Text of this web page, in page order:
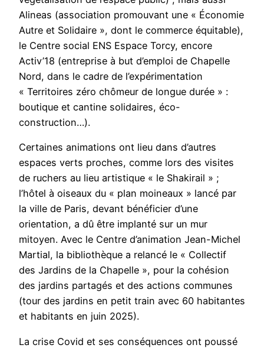
Alineas (association promouvant une « Économie
Autre et Solidaire », dont le commerce équitable),
le Centre social ENS Espace Torcy, encore
Activ’18 (entreprise à but d’emploi de Chapelle
Nord, dans le cadre de l’expérimentation
« Territoires zéro chômeur de longue durée » :
boutique et cantine solidaires, éco-
construction…).
Certaines animations ont lieu dans d’autres
espaces verts proches, comme lors des visites
de ruchers au lieu artistique « le Shakirail » ;
l’hôtel à oiseaux du « plan moineaux » lancé par
la ville de Paris, devant bénéficier d’une
orientation, a dû être implanté sur un mur
mitoyen. Avec le Centre d’animation Jean-Michel
Martial, la bibliothèque a relancé le « Collectif
des Jardins de la Chapelle », pour la cohésion
des jardins partagés et des actions communes
(tour des jardins en petit train avec 60 habitantes
et habitants en juin 2025).
La crise Covid et ses conséquences ont poussé